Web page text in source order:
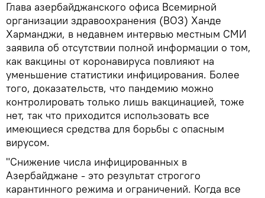
Глава азербайджанского офиса Всемирной
организации здравоохранения (ВОЗ) Ханде
Харманджи, в недавнем интервью местным СМИ
заявила об отсутствии полной информации о том,
как вакцины от коронавируса повлияют на
уменьшение статистики инфицирования. Более
того, доказательств, что пандемию можно
контролировать только лишь вакцинацией, тоже
нет, так что приходится использовать все
имеющиеся средства для борьбы с опасным
вирусом.
"Снижение числа инфицированных в
Азербайджане - это результат строгого
карантинного режима и ограничений. Когда все